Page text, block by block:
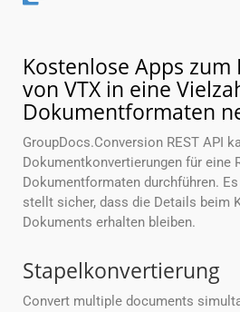
Kostenlose Apps
von VTX in eine
Dokumentformaten
GroupDocs.Conversion REST API
Dokumentkonvertierungen für eine
Dokumentformaten durchführen.
stellt sicher, dass die Details beim
Dokuments erhalten bleiben.
Stapelkonvertierung
Convert multiple documents